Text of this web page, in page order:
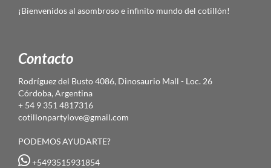
¡Bienvenidos al asombroso e infinito mundo del cotillón!
Contacto
Rodríguez del Busto 4086, Dinosaurio Mall - Loc. 26
Córdoba, Argentina
+ 54 9 351 4817316
cotillonpartylove@gmail.com
PODEMOS AYUDARTE?
+5493515931854